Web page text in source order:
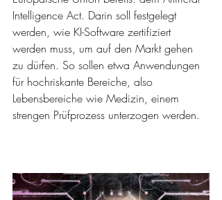
Intelligence Act. Darin soll festgelegt
werden, wie KI-Software zertifiziert
werden muss, um auf den Markt gehen
zu dürfen. So sollen etwa Anwendungen
für hochriskante Bereiche, also
Lebensbereiche wie Medizin, einem
strengen Prüfprozess unterzogen werden.